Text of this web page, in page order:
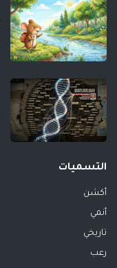
التسميات
أكشن
أنمي
تاريخي
رعب